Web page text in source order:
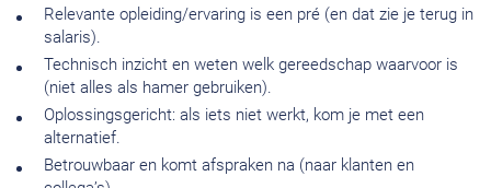
Relevante opleiding/ervaring is een pré (en dat zie je terug in
salaris).
Technisch inzicht en weten welk gereedschap waarvoor is
(niet alles als hamer gebruiken).
Oplossingsgericht: als iets niet werkt, kom je met een
alternatief.
Betrouwbaar en komt afspraken na (naar klanten en